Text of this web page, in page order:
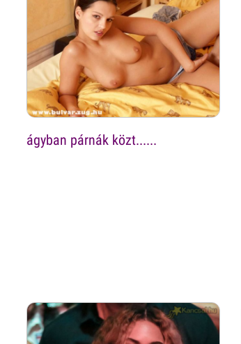
ágyban párnák közt......